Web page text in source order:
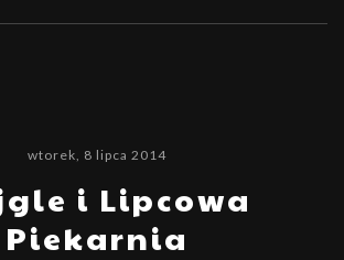
wtorek, 8 lipca 2014
i Lipcowa
Piekarnia